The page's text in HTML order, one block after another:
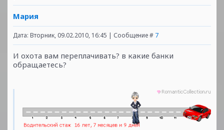
Мария
Дата: Вторник, 09.02.2010, 16:45 | Сообщение # 7
И охота вам переплачивать? в какие банки
обращаетесь?